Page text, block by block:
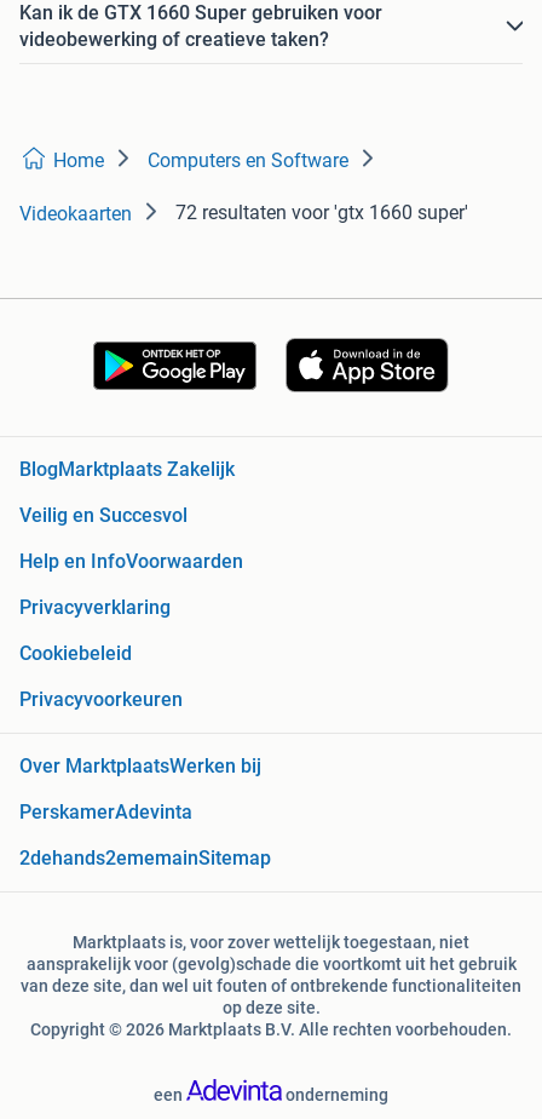
Kan ik de GTX 1660 Super gebruiken voor
videobewerking of creatieve taken?
Home Computers en Software
Videokaarten 72 resultaten voor 'gtx 1660 super'
Blog Marktplaats Zakelijk
Veilig en Succesvol
Help en InfoVoorwaarden
Privacyverklaring
Cookiebeleid
Privacyvoorkeuren
Over MarktplaatsWerken bij
PerskamerAdevinta
2dehands2ememainSitemap
Marktplaats is, voor zover wettelijk toegestaan, niet
aansprakelijk voor (gevolg)schade die voortkomt uit het gebruik
van deze site, dan wel uit fouten of ontbrekende functionaliteiten
op deze site.
Copyright © 2026 Marktplaats B.V. Alle rechten voorbehouden.
een onderneming